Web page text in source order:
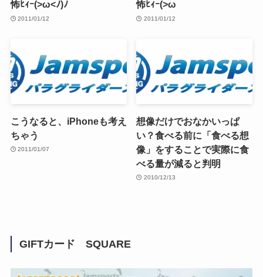
怖ﾋｨｰ(>ω<ﾉ)ﾉ
2011/01/12
怖ﾋｨｰ(>ω
2011/01/12
こうなると、iPhoneも考え
ちゃう
2011/01/07
想像だけでおなかいっぱ
い？食べる前に「食べる想
像」をすることで実際に食
べる量が減ると判明
2010/12/13
GIFTカード SQUARE